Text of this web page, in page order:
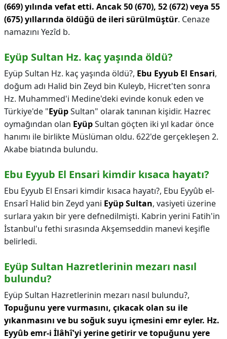
(669) yılında vefat etti. Ancak 50 (670), 52 (672) veya 55
(675) yıllarında öldüğü de ileri sürülmüştür. Cenaze
namazını Yezîd b.
Eyüp Sultan Hz. kaç yaşında öldü?
Eyüp Sultan Hz. kaç yaşında öldü?, Ebu Eyyub El Ensari,
doğum adı Halid bin Zeyd bin Kuleyb, Hicret'ten sonra
Hz. Muhammed'i Medine'deki evinde konuk eden ve
Türkiye'de "EyüpSultan" olarak tanınan kişidir. Hazrec
oymağından olan EyüpSultan göçten iki yıl kadar önce
hanımı ile birlikte Müslüman oldu. 622'de gerçekleşen 2.
Akabe biatında bulundu.
Ebu Eyyub El Ensari kimdir kısaca hayatı?
Ebu Eyyub El Ensari kimdir kısaca hayatı?, Ebu Eyyûb el-
Ensarî Halid bin Zeyd yani Eyüp Sultan, vasiyeti üzerine
surlara yakın bir yere defnedilmişti. Kabrin yerini Fatih'in
İstanbul'u fethi sırasında Akşemseddin manevi keşifle
belirledi.
Eyüp Sultan Hazretlerinin mezarı nasıl
bulundu?
Eyüp Sultan Hazretlerinin mezarı nasıl bulundu?,
Topuğunu yere vurmasını, çıkacak olan su ile
yıkanmasını ve bu soğuk suyu içmesini emr eyler. Hz.
Eyyûb emr-i İlâhî'yi yerine getirir ve topuğunu yere